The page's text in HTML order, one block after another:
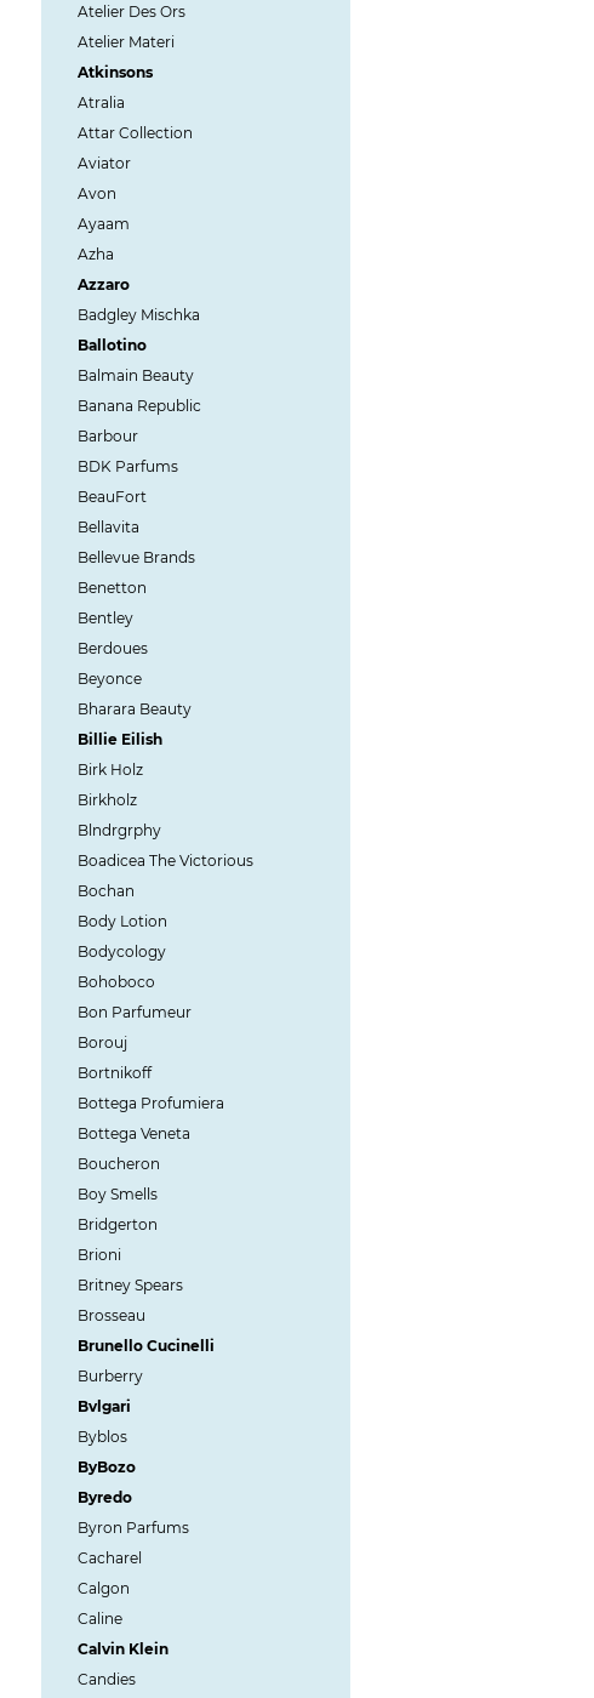
Atelier Des Ors
Atelier Materi
Atkinsons
Atralia
Attar Collection
Aviator
Avon
Ayaam
Azha
Azzaro
Badgley Mischka
Ballotino
Balmain Beauty
Banana Republic
Barbour
BDK Parfums
BeauFort
Bellavita
Bellevue Brands
Benetton
Bentley
Berdoues
Beyonce
Bharara Beauty
Billie Eilish
Birk Holz
Birkholz
Blndrgrphy
Boadicea The Victorious
Bochan
Body Lotion
Bodycology
Bohoboco
Bon Parfumeur
Borouj
Bortnikoff
Bottega Profumiera
Bottega Veneta
Boucheron
Boy Smells
Bridgerton
Brioni
Britney Spears
Brosseau
Brunello Cucinelli
Burberry
Bvlgari
Byblos
ByBozo
Byredo
Byron Parfums
Cacharel
Calgon
Caline
Calvin Klein
Candies